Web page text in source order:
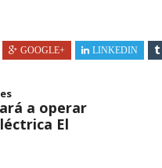
GOOGLE+ LINKEDIN
a operar
El